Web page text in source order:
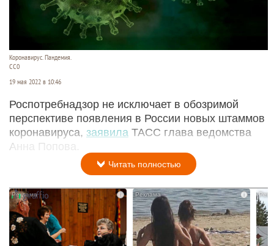
Коронавирус. Пандемия.
СС0
19 мая 2022 в 10:46
Роспотребнадзор не исключает в обозримой
перспективе появления в России новых штаммов
коронавируса, заявила ТАСС глава ведомства
Анна Попова.
Читать полностью
i